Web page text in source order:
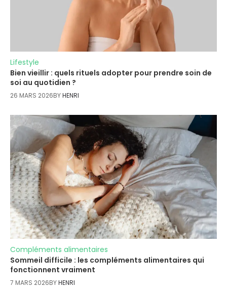
Lifestyle
Bien vieillir : quels rituels adopter pour prendre soin de
soi au quotidien ?
26 MARS 2026BYHENRI
Compléments alimentaires
Sommeil difficile : les compléments alimentaires qui
fonctionnent vraiment
7 MARS 2026BYHENRI